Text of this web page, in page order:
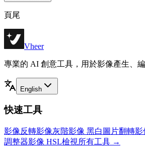
頁尾
Vheer
專業的 AI 創意工具，用於影像產生、編
English
快速工具
影像反轉影像灰階影像 黑白 圖片翻轉影
調整器影像 HSL檢視所有工具 →